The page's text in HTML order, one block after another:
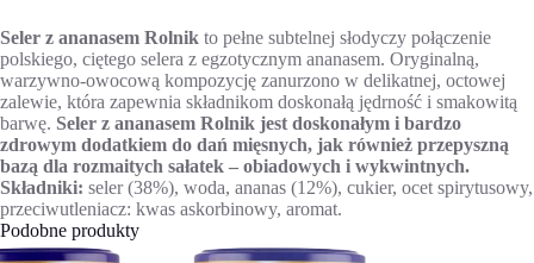
Seler z ananasem Rolnik to pełne subtelnej słodyczy połączenie
polskiego, ciętego selera z egzotycznym ananasem. Oryginalną,
warzywno-owocową kompozycję zanurzono w delikatnej, octowej
zalewie, która zapewnia składnikom doskonałą jędrność i smakowitą
barwę. Seler z ananasem Rolnik jest doskonałym i bardzo
zdrowym dodatkiem do dań mięsnych, jak również przepyszną
bazą dla rozmaitych sałatek – obiadowych i wykwintnych.
Składniki: seler (38%), woda, ananas (12%), cukier, ocet spirytusowy,
przeciwutleniacz: kwas askorbinowy, aromat.
Podobne produkty